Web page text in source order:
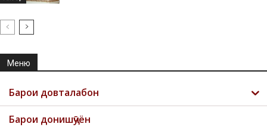
Меню
Барои довталабон
Барои донишҷӯён